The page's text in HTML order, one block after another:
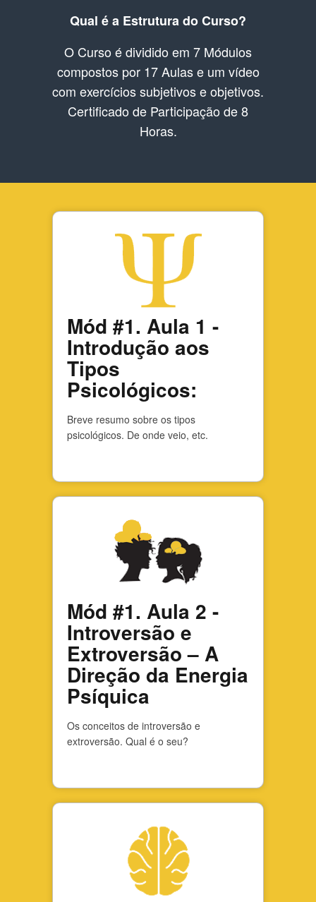
Qual é a Estrutura do Curso?
O Curso é dividido em 7 Módulos
compostos por 17 Aulas e um vídeo
com exercícios subjetivos e objetivos.
Certificado de Participação de 8
Horas.
Mód #1. Aula 1 -
Introdução aos
Tipos
Psicológicos:
Breve resumo sobre os tipos
psicológicos. De onde veio, etc.
Mód #1. Aula 2 -
Introversão e
Extroversão – A
Direção da Energia
Psíquica
Os conceitos de introversão e
extroversão. Qual é o seu?